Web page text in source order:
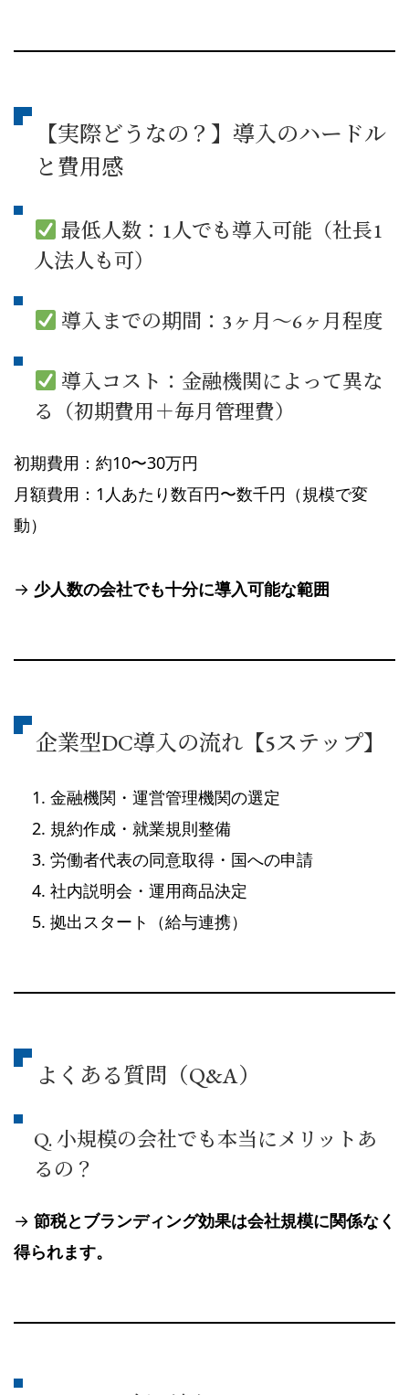
【実際どうなの？】導入のハードル
と費用感
最低人数：1人でも導入可能（社長1
人法人も可）
導入までの期間：3ヶ月〜6ヶ月程度
導入コスト：金融機関によって異な
る（初期費用＋毎月管理費）
初期費用：約10〜30万円
月額費用：1人あたり数百円〜数千円（規模で変
動）
→ 少人数の会社でも十分に導入可能な範囲
企業型DC導入の流れ【5ステップ】
金融機関・運営管理機関の選定
規約作成・就業規則整備
労働者代表の同意取得・国への申請
社内説明会・運用商品決定
拠出スタート（給与連携）
よくある質問（Q&A）
Q. 小規模の会社でも本当にメリットあ
るの？
→ 節税とブランディング効果は会社規模に関係なく
得られます。